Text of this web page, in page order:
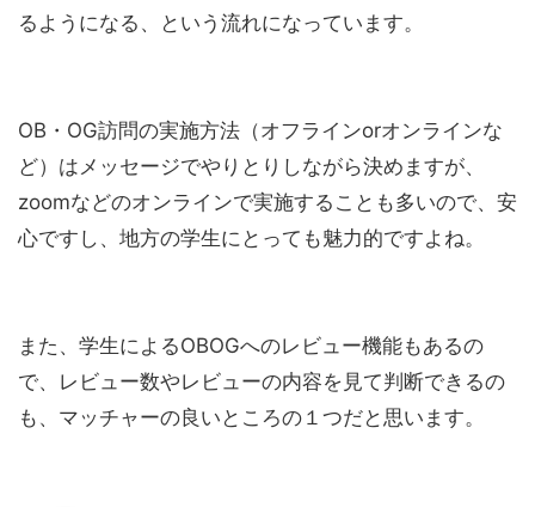
るようになる、という流れになっています。
OB・OG訪問の実施方法（オフラインorオンラインな
ど）はメッセージでやりとりしながら決めますが、
zoomなどのオンラインで実施することも多いので、安
心ですし、地方の学生にとっても魅力的ですよね。
また、学生によるOBOGへのレビュー機能もあるの
で、レビュー数やレビューの内容を見て判断できるの
も、マッチャーの良いところの１つだと思います。